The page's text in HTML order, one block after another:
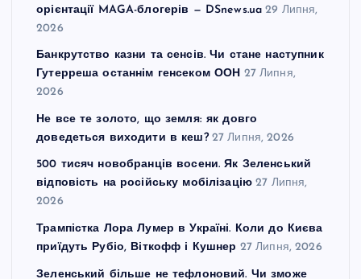
орієнтації MAGA-блогерів — DSnews.ua 29 Липня,
2026
Банкрутство казни та сенсів. Чи стане наступник
Гутерреша останнім генсеком ООН 27 Липня,
2026
Не все те золото, що земля: як довго
доведеться виходити в кеш? 27 Липня, 2026
500 тисяч новобранців восени. Як Зеленський
відповість на російську мобілізацію 27 Липня,
2026
Трампістка Лора Лумер в Україні. Коли до Києва
приїдуть Рубіо, Віткофф і Кушнер 27 Липня, 2026
Зеленський більше не тефлоновий. Чи зможе